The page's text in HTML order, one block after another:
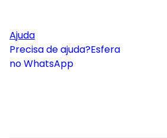
Ajuda
Precisa de ajuda?Esfera
no WhatsApp